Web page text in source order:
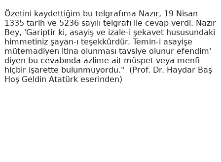
Özetini kaydettiğim bu telgrafıma Nazır, 19 Nisan
1335 tarih ve 5236 sayılı telgrafı ile cevap verdi. Nazır
Bey, 'Gariptir ki, asayiş ve izale-i şekavet hususundaki
himmetiniz şayan-ı teşekkürdür. Temin-i asayişe
mütemadiyen itina olunması tavsiye olunur efendim'
diyen bu cevabında azlime ait müspet veya menfi
hiçbir işarette bulunmuyordu." (Prof. Dr. Haydar Baş
Hoş Geldin Atatürk eserinden)